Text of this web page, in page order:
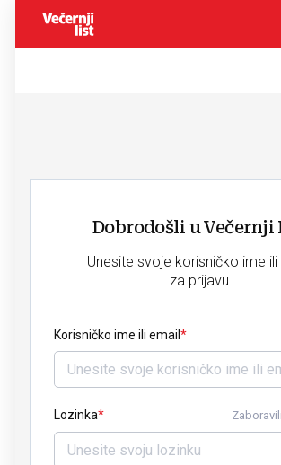
Dobrodošli u Večernji
Unesite svoje korisničko ime ili
za prijavu.
Korisničko ime ili email
Lozinka